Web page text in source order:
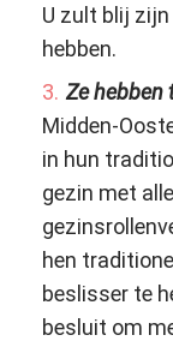
U zult blij zijn
hebben.
Ze hebben
Midden-
in hun
gezin met
hen
beslisser te
besluit om